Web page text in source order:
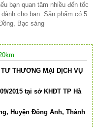
bạn quan tâm nhiều đến tốc
cho bạn. Sản phẩm có 5
Bạc sáng
THƯƠNG MẠI DỊCH VỤ
2015 tại sở KHĐT TP Hà
Huyện Đông Anh, Thành